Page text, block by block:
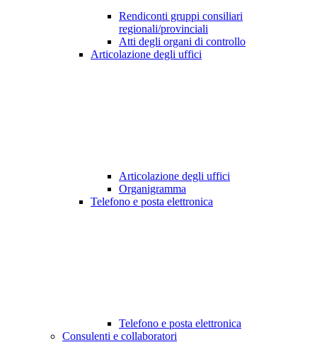
Rendiconti gruppi consiliari
regionali/provinciali
Atti degli organi di controllo
Articolazione degli uffici
Articolazione degli uffici
Organigramma
Telefono e posta elettronica
Telefono e posta elettronica
Consulenti e collaboratori